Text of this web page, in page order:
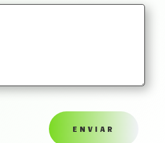
ENVIAR